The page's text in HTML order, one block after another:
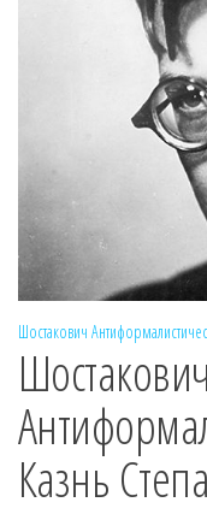
Шостакович
Казнь